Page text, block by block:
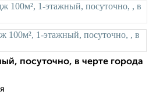
посуточно, в черте города